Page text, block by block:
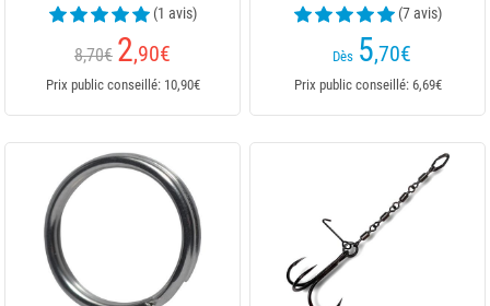
(1 avis)
8,70€ 2,90€
Prix public conseillé: 10,90€
(7 avis)
Dès 5,70€
Prix public conseillé: 6,69€